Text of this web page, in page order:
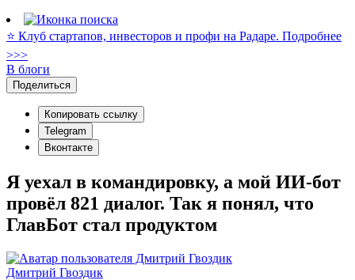
⭐️ Клуб стартапов, инвесторов и профи на Радаре. Подробнее
>>>
В блоги
Поделиться
Копировать ссылку
Telegram
Вконтакте
Я уехал в командировку, а мой ИИ-бот
провёл 821 диалог. Так я понял, что
ГлавБот стал продуктом
Дмитрий Гвоздик